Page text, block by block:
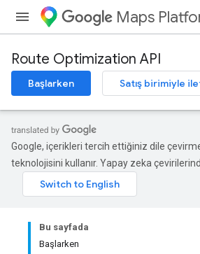
Maps
Route Optimization API
Başlarken Satış birimiyle
Google, içerikleri tercih ettiğiniz dile
teknolojisini kullanır. Yapay zeka
Bu sayfada
Başlarken